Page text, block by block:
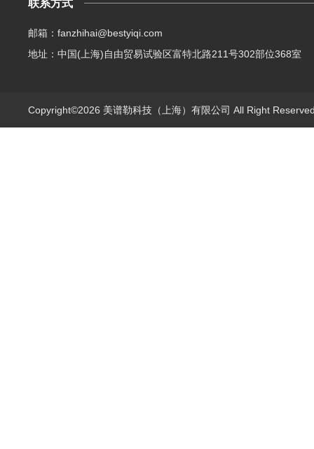
联系方式
邮箱：fanzhihai@bestyiqi.com
地址：中国(上海)自由贸易试验区富特北路211号302部位368室
Copyright©2026 美谱勒科技（上海）有限公司 All Right